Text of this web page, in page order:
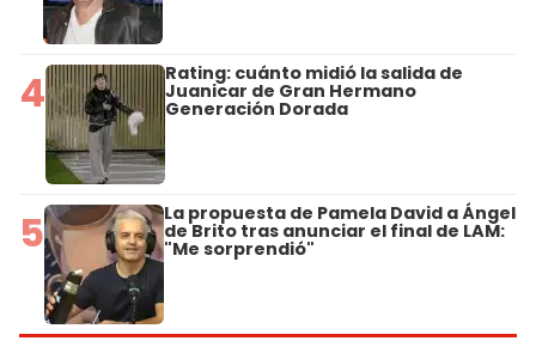
4 Rating: cuánto midió la salida de
Juanicar de Gran Hermano
Generación Dorada
5 La propuesta de Pamela David a Ángel
de Brito tras anunciar el final de LAM:
"Me sorprendió"